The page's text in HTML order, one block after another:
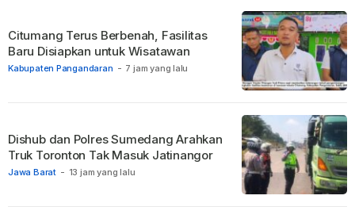
Kabupaten Pangandaran - 7 jam yang lalu
Citumang Terus Berbenah, Fasilitas
Baru Disiapkan untuk Wisatawan
Jawa Barat - 13 jam yang lalu
Dishub dan Polres Sumedang Arahkan
Truk Toronton Tak Masuk Jatinangor